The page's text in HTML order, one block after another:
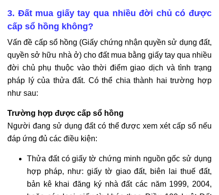
3. Đất mua giấy tay qua nhiều đời chủ có được
cấp sổ hồng không?
Vấn đề cấp sổ hồng (Giấy chứng nhận quyền sử dụng đất,
quyền sở hữu nhà ở) cho đất mua bằng giấy tay qua nhiều
đời chủ phụ thuộc vào thời điểm giao dịch và tình trạng
pháp lý của thửa đất. Có thể chia thành hai trường hợp
như sau:
Trường hợp được cấp sổ hồng
Người đang sử dụng đất có thể được xem xét cấp sổ nếu
đáp ứng đủ các điều kiện:
Thửa đất có giấy tờ chứng minh nguồn gốc sử dụng
hợp pháp, như: giấy tờ giao đất, biên lai thuế đất,
bản kê khai đăng ký nhà đất các năm 1999, 2004,